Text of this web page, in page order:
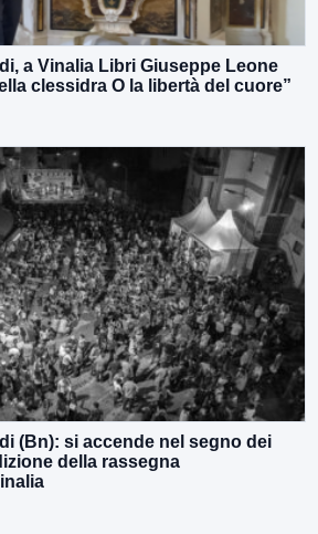
a Vinalia Libri Giuseppe Leone
clessidra O la libertà del cuore”
(Bn): si accende nel segno dei
della rassegna